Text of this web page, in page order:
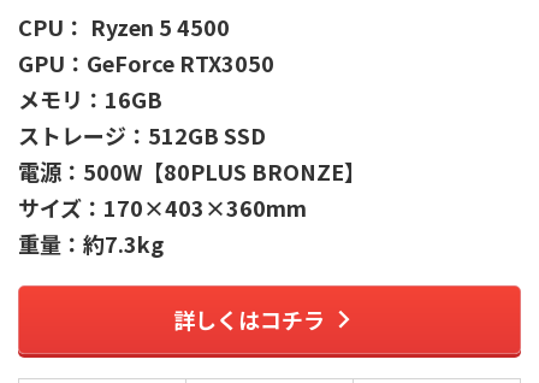
CPU： Ryzen 5 4500
GPU：GeForce RTX3050
メモリ：16GB
ストレージ：512GB SSD
電源：500W【80PLUS BRONZE】
サイズ：170×403×360mm
重量：約7.3kg
詳しくはコチラ